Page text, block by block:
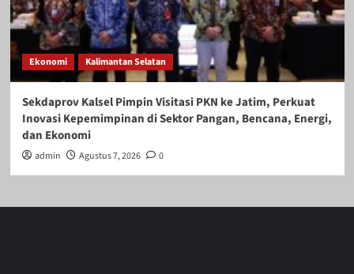
Ekonomi Kalimantan Selatan
Sekdaprov Kalsel Pimpin Visitasi PKN ke Jatim, Perkuat
Inovasi Kepemimpinan di Sektor Pangan, Bencana, Energi,
dan Ekonomi
admin Agustus 7, 2026 0